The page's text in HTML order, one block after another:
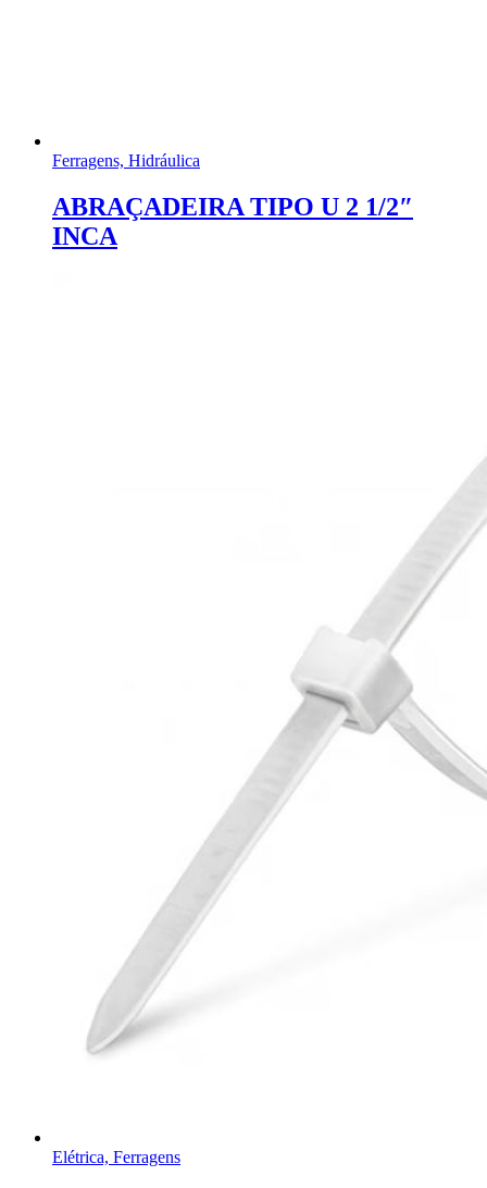
Ferragens, Hidráulica
ABRAÇADEIRA TIPO U 2 1/2″
INCA
Elétrica, Ferragens